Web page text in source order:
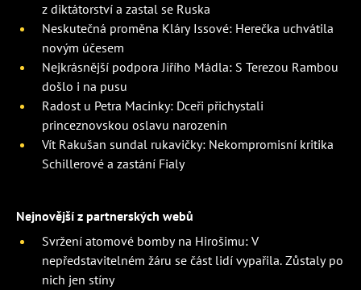
z diktátorství a zastal se Ruska
Neskutečná proměna Kláry Issové: Herečka uchvátila
novým účesem
Nejkrásnější podpora Jiřího Mádla: S Terezou Rambou
došlo i na pusu
Radost u Petra Macinky: Dceři přichystali
princeznovskou oslavu narozenin
Vít Rakušan sundal rukavičky: Nekompromisní kritika
Schillerové a zastání Fialy
Nejnovější z partnerských webů
Svržení atomové bomby na Hirošimu: V
nepředstavitelném žáru se část lidí vypařila. Zůstaly po
nich jen stíny